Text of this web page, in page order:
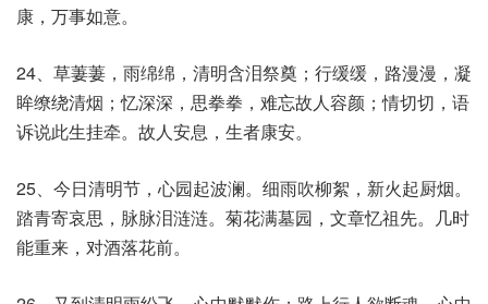
康，万事如意。
24、草萋萋，雨绵绵，清明含泪祭奠；行缓缓，路漫漫，凝
眸缭绕清烟；忆深深，思拳拳，难忘故人容颜；情切切，语
诉说此生挂牵。故人安息，生者康安。
25、今日清明节，心园起波澜。细雨吹柳絮，新火起厨烟。
踏青寄哀思，脉脉泪涟涟。菊花满墓园，文章忆祖先。几时
能重来，对酒落花前。